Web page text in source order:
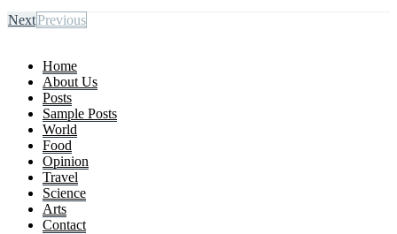
NextPrevious
Home
About Us
Posts
Sample Posts
World
Food
Opinion
Travel
Science
Arts
Contact